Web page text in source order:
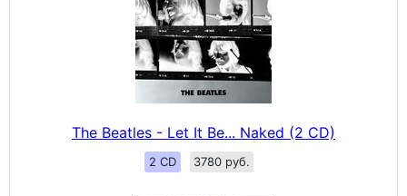
The Beatles - Let It Be... Naked (2 CD)
2 CD 3780 руб.